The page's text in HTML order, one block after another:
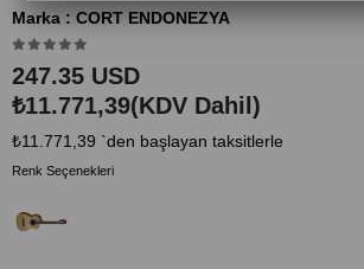
Marka : CORT ENDONEZYA
247.35 USD
₺11.771,39(KDV Dahil)
₺11.771,39 `den başlayan taksitlerle
Renk Seçenekleri